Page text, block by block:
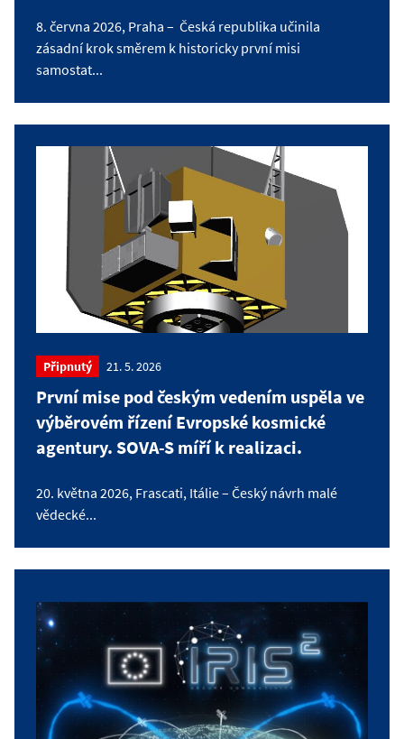
8. června 2026, Praha – Česká republika učinila
zásadní krok směrem k historicky první misi
samostat...
Připnutý 21. 5. 2026
První mise pod českým vedením uspěla ve
výběrovém řízení Evropské kosmické
agentury. SOVA-S míří k realizaci.
20. května 2026, Frascati, Itálie – Český návrh malé
vědecké...